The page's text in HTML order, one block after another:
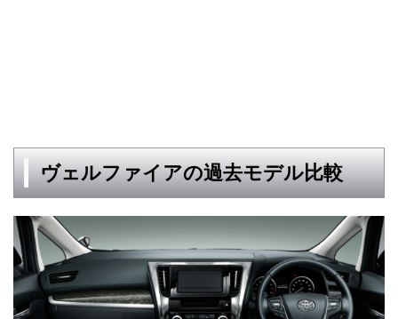
ヴェルファイアの過去モデル比較